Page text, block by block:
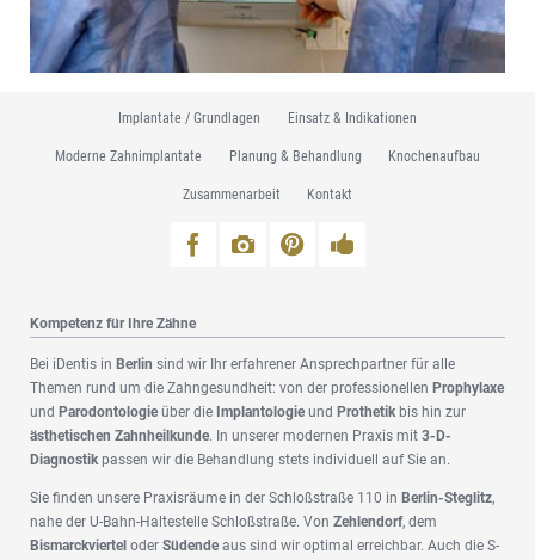
Navigation
Implantate / Grundlagen Einsatz & Indikationen
Moderne Zahnimplantate Planung & Behandlung Knochenaufbau
Zusammenarbeit Kontakt
Kompetenz für Ihre Zähne
Bei iDentis in Berlin sind wir Ihr erfahrener Ansprechpartner für alle
Themen rund um die Zahngesundheit: von der professionellen Prophylaxe
und Parodontologieüber die Implantologieund Prothetikbis hin zur
ästhetischen Zahnheilkunde. In unserer modernen Praxis mit 3-D-
Diagnostikpassen wir die Behandlung stets individuell auf Sie an.
Sie finden unsere Praxisräume in der Schloßstraße 110 in Berlin-Steglitz,
nahe der U-Bahn-Haltestelle Schloßstraße. Von Zehlendorf, dem
Bismarckviertel oder Südendeaus sind wir optimal erreichbar. Auch die S-